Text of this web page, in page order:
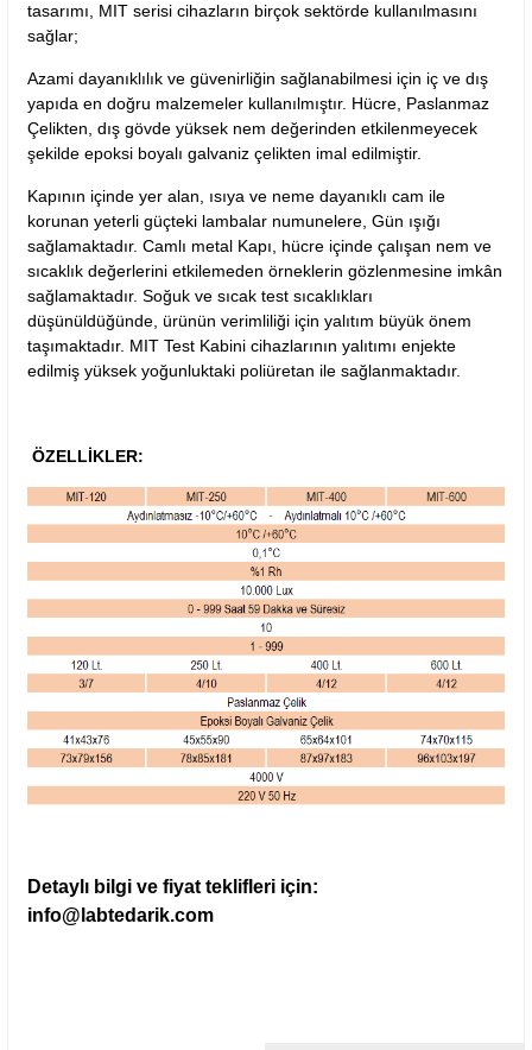
tasarımı, MIT serisi cihazların birçok sektörde kullanılmasını
sağlar;
Azami dayanıklılık ve güvenirliğin sağlanabilmesi için iç ve dış
yapıda en doğru malzemeler kullanılmıştır. Hücre, Paslanmaz
Çelikten, dış gövde yüksek nem değerinden etkilenmeyecek
şekilde epoksi boyalı galvaniz çelikten imal edilmiştir.
Kapının içinde yer alan, ısıya ve neme dayanıklı cam ile
korunan yeterli güçteki lambalar numunelere, Gün ışığı
sağlamaktadır. Camlı metal Kapı, hücre içinde çalışan nem ve
sıcaklık değerlerini etkilemeden örneklerin gözlenmesine imkân
sağlamaktadır. Soğuk ve sıcak test sıcaklıkları
düşünüldüğünde, ürünün verimliliği için yalıtım büyük önem
taşımaktadır. MIT Test Kabini cihazlarının yalıtımı enjekte
edilmiş yüksek yoğunluktaki poliüretan ile sağlanmaktadır.
ÖZELLİKLER:
Detaylı bilgi ve fiyat teklifleri için:
info@labtedarik.com